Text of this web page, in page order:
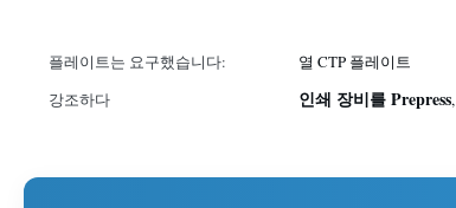
플레이트는 요구했습니다:
열 CTP 플레이트
강조하다
인쇄 장비를 Prepress,